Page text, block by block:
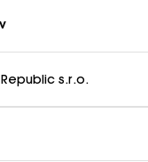
s.r.o.